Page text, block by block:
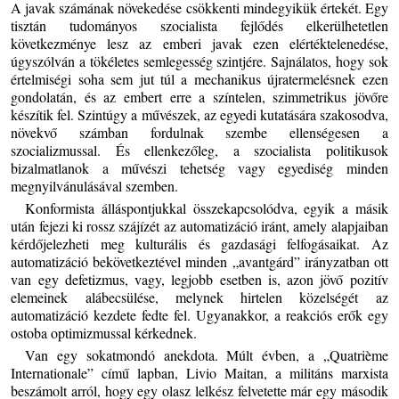
A javak számának növekedése csökkenti mindegyikük értekét. Egy
tisztán tudományos szocialista fejlődés elkerülhetetlen
következménye lesz az emberi javak ezen elértéktelenedése,
úgyszólván a tökéletes semlegesség szintjére. Sajnálatos, hogy sok
értelmiségi soha sem jut túl a mechanikus újratermelésnek ezen
gondolatán, és az embert erre a színtelen, szimmetrikus jövőre
készítik fel. Szintúgy a művészek, az egyedi kutatására szakosodva,
növekvő számban fordulnak szembe ellenségesen a
szocializmussal. És ellenkezőleg, a szocialista politikusok
bizalmatlanok a művészi tehetség vagy egyediség minden
megnyilvánulásával szemben.
Konformista álláspontjukkal összekapcsolódva, egyik a másik
után fejezi ki rossz szájízét az automatizáció iránt, amely alapjaiban
kérdőjelezheti meg kulturális és gazdasági felfogásaikat. Az
automatizáció bekövetkeztével minden „avantgárd” irányzatban ott
van egy defetizmus, vagy, legjobb esetben is, azon jövő pozitív
elemeinek alábecsülése, melynek hirtelen közelségét az
automatizáció kezdete fedte fel. Ugyanakkor, a reakciós erők egy
ostoba optimizmussal kérkednek.
Van egy sokatmondó anekdota. Múlt évben, a „Quatrième
Internationale” című lapban, Livio Maitan, a militáns marxista
beszámolt arról, hogy egy olasz lelkész felvetette már egy második